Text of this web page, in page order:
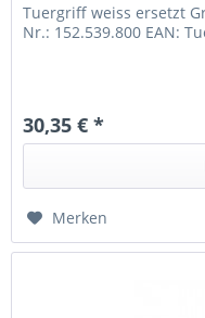
Tuergriff weiss ersetzt
Nr.: 152.539.800 EAN:
30,35 € *
Merken